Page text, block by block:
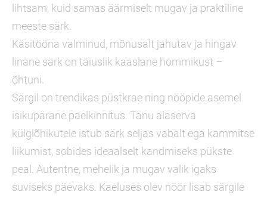
lihtsam, kuid samas äärmiselt mugav ja praktiline
meeste särk.
Käsitööna valminud, mõnusalt jahutav ja hingav
linane särk on täiuslik kaaslane hommikust –
õhtuni.
Särgil on trendikas püstkrae ning nööpide asemel
isikupärane paelkinnitus. Tänu alaserva
külglõhikutele istub särk seljas vabalt ega kammitse
liikumist, sobides ideaalselt kandmiseks pükste
peal. Autentne, mehelik ja mugav valik igaks
suviseks päevaks. Kaeluses olev nöör lisab särgile